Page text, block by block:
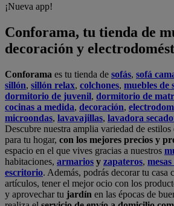
¡Nueva app!
Conforama, tu tienda de
decoración y
Conforama es tu tienda de sofás, sofá
sillón, sillón relax, colchones, muebles de
dormitorio de juvenil, dormitorio de
cocinas a medida, decoración,
microondas, lavavajillas, lavadora
Descubre nuestra amplia variedad de
para tu hogar, con los mejores precios y
espacio en el que vives gracias a nuestros
habitaciones, armarios y zapateros,
escritorio. Además, podrás decorar tu casa
artículos, tener el mejor ocio con los
y aprovechar tu jardín en las épocas de